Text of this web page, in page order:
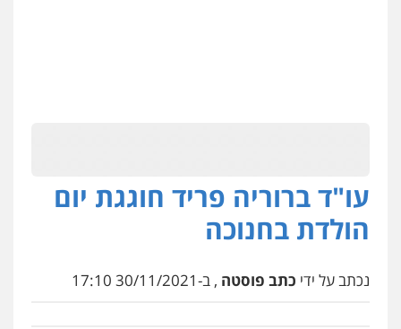
עו"ד ברוריה פריד חוגגת יום
הולדת בחנוכה
נכתב על ידי כתב פוסטה , ב-30/11/2021 17:10